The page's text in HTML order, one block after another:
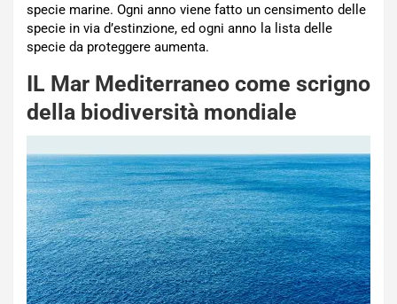
specie marine. Ogni anno viene fatto un censimento delle
specie in via d’estinzione, ed ogni anno la lista delle
specie da proteggere aumenta.
IL Mar Mediterraneo come scrigno
della biodiversità mondiale